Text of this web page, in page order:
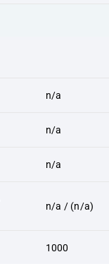
n/a
n/a
n/a
n/a / (n/a)
1000